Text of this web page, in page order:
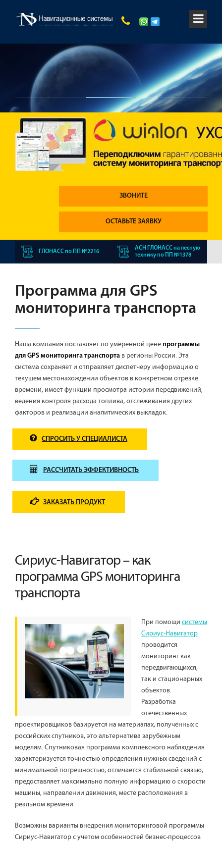
ЗВОНИТЕ
ОСТАВЬТЕ ЗАЯВКУ
ГЛОНАСС по ПП №2216
АСН ГЛОНАСС на лесную
технику по ПП №1378
Программа для GPS
мониторинга транспорта
Наша компания поставляет по умеренной цене программы
для GPS мониторинга транспорта в регионы России. Эта
система сохраняет и отправляет диспетчеру информацию о
текущем местонахождении объектов в конкретном отрезке
времени, имеет функции просмотра истории передвижений,
ведения контроля расхода топлива, отслеживания других
факторов и реализации аналитических выкладок.
СПРОСИТЬ У СПЕЦИАЛИСТА
РАССЧИТАТЬ ЭФФЕКТИВНОСТЬ
ЗАКАЗАТЬ ПРОДУКТ
Сириус-Навигатор – как
программа GPS мониторинга
транспорта
При помощи системы
Сириус-Навигатор
проводится
мониторинг как
передвигающихся,
так и стационарных
объектов.
Разработка
отечественных
проектировщиков базируется на материалах, полученных с
российских спутников, это альтернатива зарубежным
моделям. Спутниковая программа комплексного наблюдения
характеризуется точностью определения нужных сведений с
минимальной погрешностью, отличается стабильной связью,
предоставляет максимально полную информацию о скорости
машины, направлении движения, месте расположения в
реальном времени.
Возможны варианты внедрения мониторинговой программы
Сириус-Навигатор с учетом особенностей бизнес-процессов